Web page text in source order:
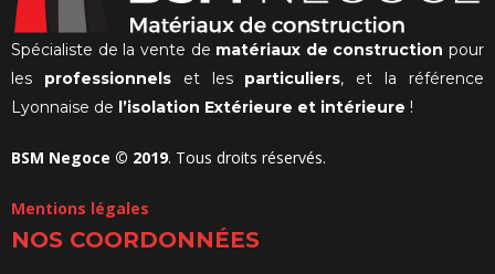
Spécialiste de la vente de matériaux de construction pour
les professionnelset les particuliers, et la référence
Lyonnaise de l’isolation Extérieure et intérieure !
BSM Negoce © 2019. Tous droits réservés.
Mentions légales
NOS COORDONNÉES